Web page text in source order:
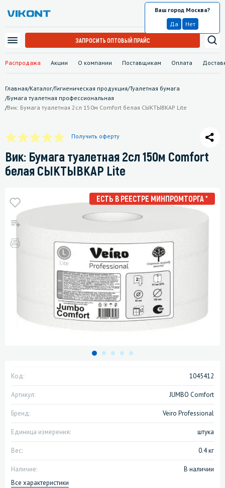
Распродажа Акции О компании Поставщикам Оплата
Москва
Ваш город Москва?
Да
Нет
ЗАПРОСИТЬ ОПТОВЫЙ ПРАЙС
Главная/Каталог/Гигиеническая продукция/Туалетная бумага
/Бумага туалетная профессиональная
/Вик: Бумага туалетная 2сл 150м Comfort белая СЫКТЫВКАР Lite
Получить оферту
Вик: Бумага туалетная 2сл 150м Comfort
белая СЫКТЫВКАР Lite
ЕСТЬ В РЕЕСТРЕ МИНПРОМТОРГА *
Код: 1045412
Артикул: JUMBO Comfort
Бренд: Veiro Professional
Единица измерения: штука
Вес: 0.4 кг
Наличие:
В наличии
Все характеристики